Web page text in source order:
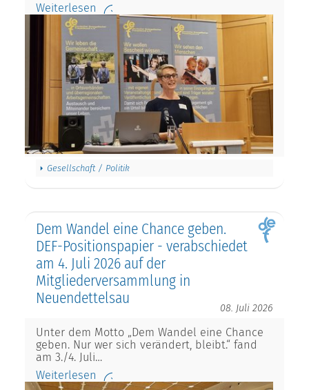
Weiterlesen
Gesellschaft / Politik
Dem Wandel eine Chance geben.
DEF-Positionspapier - verabschiedet
am 4. Juli 2026 auf der
Mitgliederversammlung in
Neuendettelsau
08. Juli 2026
Unter dem Motto „Dem Wandel eine Chance
geben. Nur wer sich verändert, bleibt.“ fand
am 3./4. Juli…
Weiterlesen